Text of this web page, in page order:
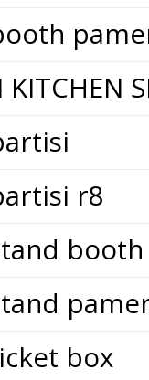
r8
booth
box